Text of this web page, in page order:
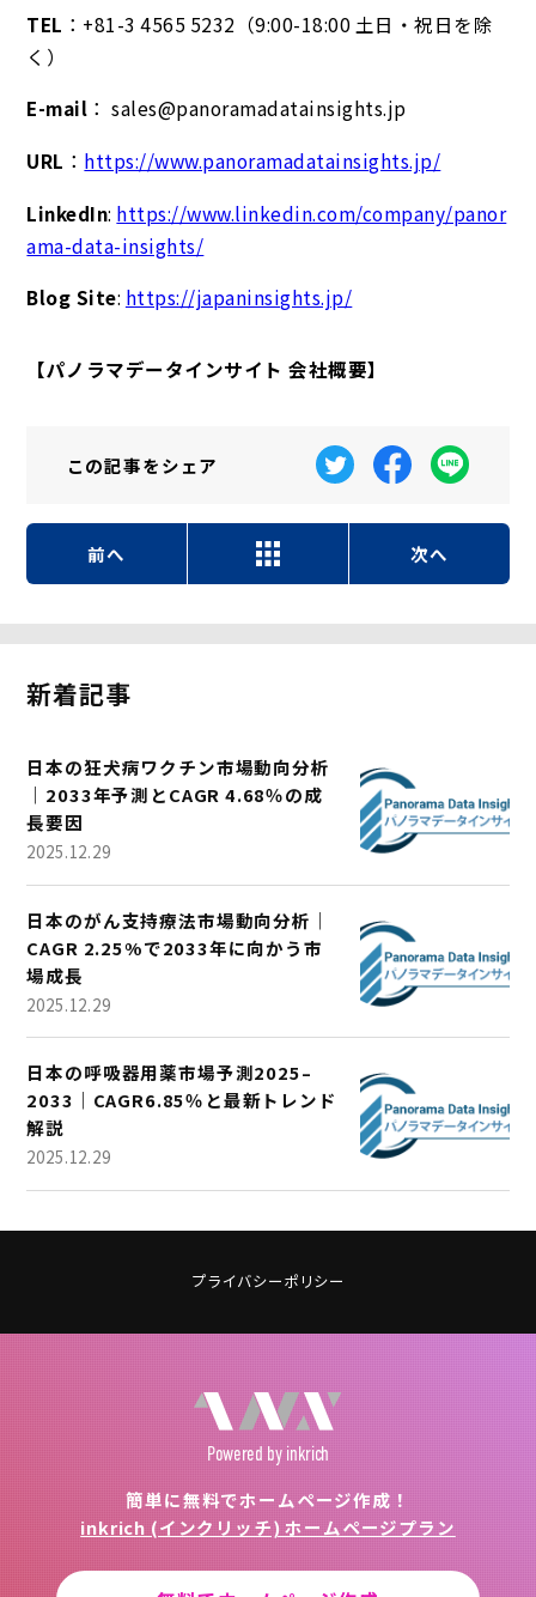
TEL ：+81-3 4565 5232（9:00-18:00 土日・祝日を除
く）
E-mail ： sales@panoramadatainsights.jp
URL ： https://www.panoramadatainsights.jp/
LinkedIn: https://www.linkedin.com/company/panor
ama-data-insights/
Blog Site: https://japaninsights.jp/
【パノラマデータインサイト 会社概要】
この記事をシェア
前へ 次へ
新着記事
日本の狂犬病ワクチン市場動向分析
｜2033年予測とCAGR 4.68％の成
長要因
2025.12.29
日本のがん支持療法市場動向分析｜
CAGR 2.25%で2033年に向かう市
場成長
2025.12.29
日本の呼吸器用薬市場予測2025–
2033｜CAGR6.85％と最新トレンド
解説
2025.12.29
プライバシーポリシー
Powered by inkrich
簡単に無料でホームページ作成！
inkrich (インクリッチ) ホームページプラン